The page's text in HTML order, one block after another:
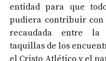
entidad para que
pudiera contribuir
recaudada entre
taquillas de los
el Cristo Atlético y el